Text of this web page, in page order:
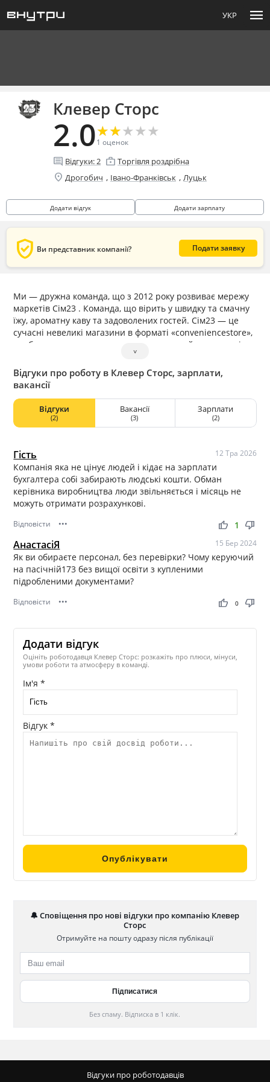
УКР menu
Клевер Сторс
2.0★
★★
★★
★★
★★
★
1 оценок
comment Відгуки:2 enterprise Торгівля роздрібна
location_on Дрогобич , Івано-Франківськ , Луцьк
Додати відгук Додати зарплату
verified_user Ви представник компанії? Подати заявку
Ми — дружна команда, що з 2012 року розвиває мережу
маркетів Сім23 . Команда, що вірить у швидку та смачну
їжу, ароматну каву та задоволених гостей. Сім23 — це
сучасні невеликі магазини в форматі «conveniencestore»,
що буквально перекладається як «зручний магазин», і це
— найпопулярніший формат роздрібної торгівлі.
˅
Відгуки про роботу в Клевер Сторс, зарплати,
вакансії
Відгуки
(2)
Вакансії
(3)
Зарплати
(2)
Гість 12 Тра 2026
Компанія яка не цінує людей і кідає на зарплати
бухгалтера собі забирають людські кошти. Обман
керівника виробництва люди звільняється і місяць не
можуть отримати розрахункові.
Відповісти ••• thumb_up thumb_down
1
АнастасіЯ 15 Бер 2024
Як ви обираєте персонал, без перевірки? Чому керуючий
на пасічній173 без вищої освіти з купленими
підробленими документами?
Відповісти ••• thumb_up thumb_down
0
Додати відгук
Оцініть роботодавця Клевер Сторс: розкажіть про плюси, мінуси,
умови роботи та атмосферу в команді.
Ім'я *
Відгук *
🔔 Сповіщення про нові відгуки про компанію Клевер
Сторс
Отримуйте на пошту одразу після публікації
Без спаму. Відписка в 1 клік.
Відгуки про роботодавців